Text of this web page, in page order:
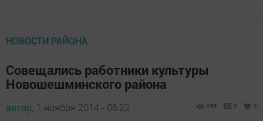
НОВОСТИ РАЙОНА
Совещались работники культуры
Новошешминского района
автор, 1 ноября 2014 - 06:22 865 0 0